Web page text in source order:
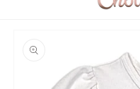
informations produits